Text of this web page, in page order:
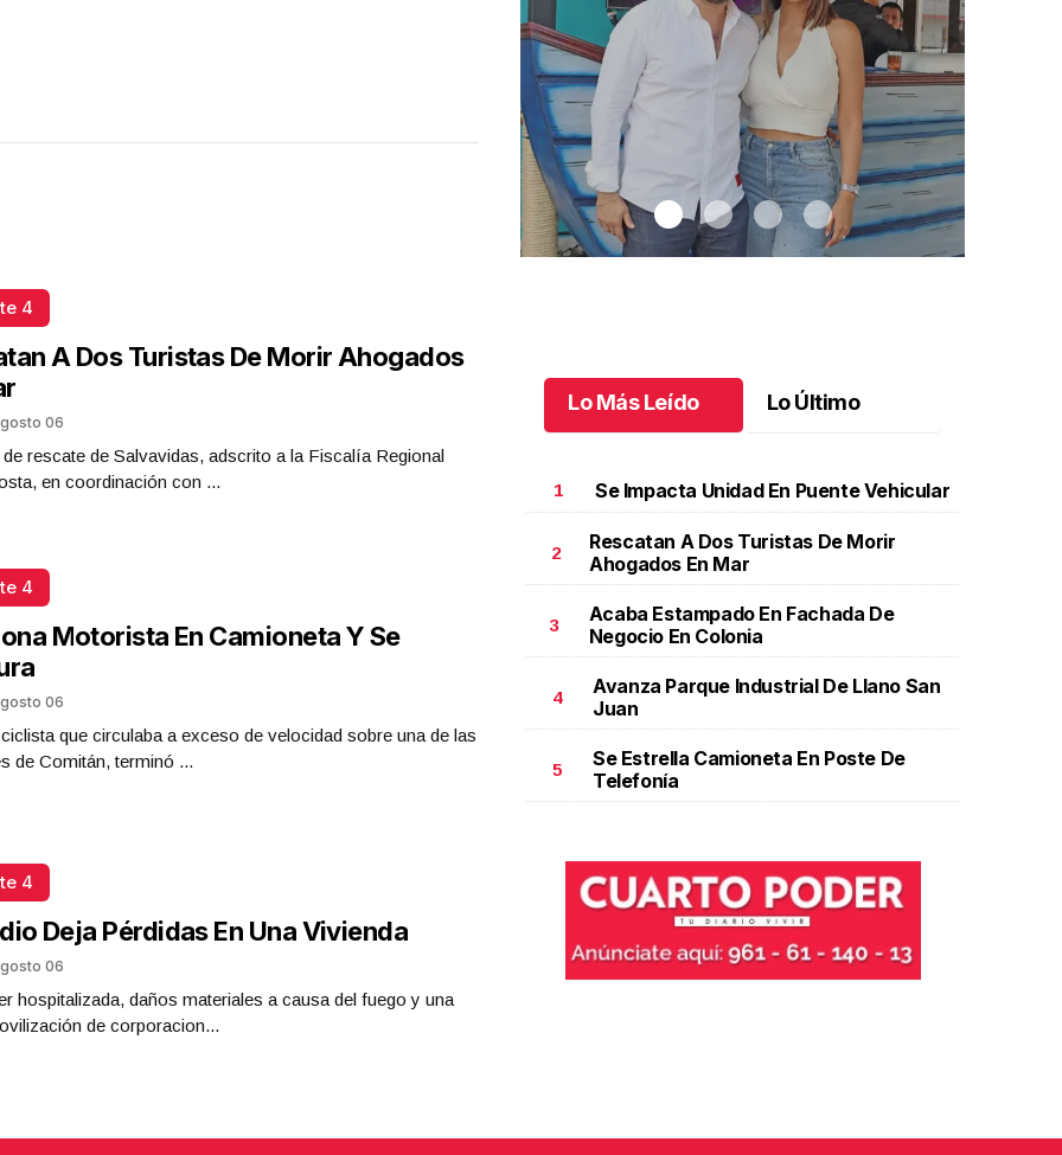
4
A Dos Turistas De Morir Ahogados
06
de rescate de Salvavidas, adscrito a la Fiscalía Regional
en coordinación con ...
4
Motorista En Camioneta Y Se
06
que circulaba a exceso de velocidad sobre una de las
de Comitán, terminó ...
4
Deja Pérdidas En Una Vivienda
06
hospitalizada, daños materiales a causa del fuego y una
de corporacion...
con
Mayo 28 l
Increíble cumpleaños doble de Lucca y Helena
Increíble cumpleaños doble de Lucca y Helena
Mayo 27 l
Lo Más Leído Lo Último
1 Se Impacta Unidad En Puente Vehicular
2
Rescatan A Dos Turistas De Morir
Ahogados En Mar
3
Acaba Estampado En Fachada De
Negocio En Colonia
4
Avanza Parque Industrial De Llano San
Juan
5
Se Estrella Camioneta En Poste De
Telefonía